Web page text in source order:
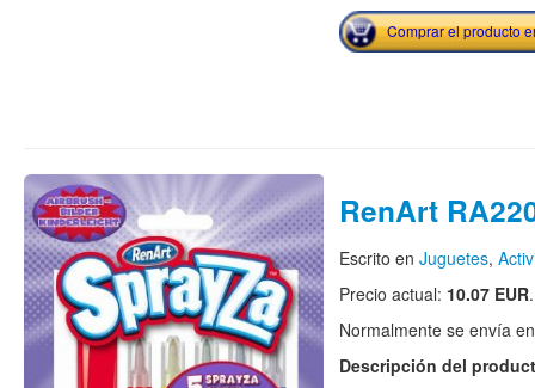
Comprar el producto
RenArt
Escrito en Juguetes,
Precio actual: 10.07 EUR.
Normalmente se envía
Descripción del